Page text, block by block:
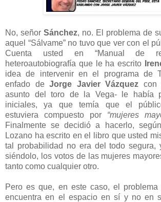
No, señor Sánchez, no. El problema de
aquel “Sálvame” no tuvo que ver con el
Cuenta usted en “Manual de
heteroautobiografía que le ha escrito
idea de intervenir en el programa de
enfado deJorge Javier Vázquez con
asunto del toro de la Vega- le había
iniciales, ya que temía que el
estuviera compuesto por “mujeres
Finalmente se decidió a hacerlo,
Lozano ha escrito en el libro que usted
tal probabilidad no era del todo segura,
siéndolo, los votos de las mujeres
tanto como cualquier otro.
Pero es que, en este caso, el problema
encuentra en el espacio en sí y no en